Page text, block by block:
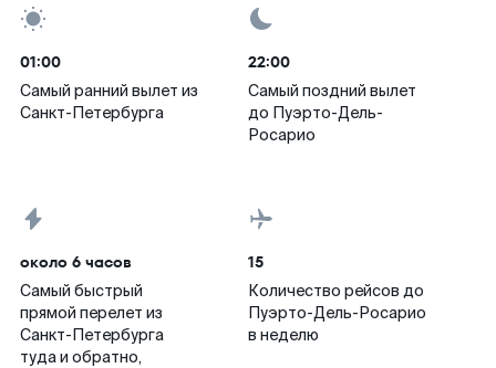
01:00
Самый ранний вылет из
Санкт-Петербурга
22:00
Самый поздний вылет
до Пуэрто-Дель-
Росарио
около 6 часов
Самый быстрый
прямой перелет из
Санкт-Петербурга
туда и обратно,
15
Количество рейсов до
Пуэрто-Дель-Росарио
в неделю